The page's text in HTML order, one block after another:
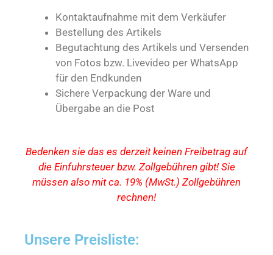
Kontaktaufnahme mit dem Verkäufer
Bestellung des Artikels
Begutachtung des Artikels und Versenden
von Fotos bzw. Livevideo per WhatsApp
für den Endkunden
Sichere Verpackung der Ware und
Übergabe an die Post
Bedenken sie das es derzeit keinen Freibetrag auf
die Einfuhrsteuer bzw. Zollgebühren gibt! Sie
müssen also mit ca. 19% (MwSt.) Zollgebühren
rechnen!
Unsere Preisliste: